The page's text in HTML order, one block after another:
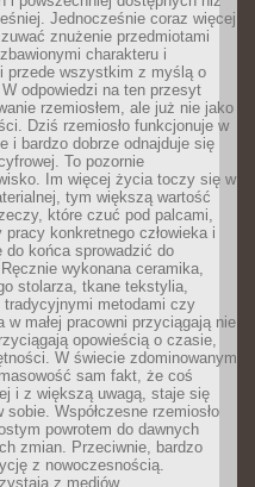
Jednocześnie coraz więcej
znużenie przedmiotami
charakteru i
przede wszystkim z myślą o
odpowiedzi na ten przesyt
rzemiosłem, ale już nie jako
Dziś rzemiosło funkcjonuje w
i bardzo dobrze odnajduje się
To pozornie
Im więcej życia toczy się w
tym większą wartość
które czuć pod palcami,
konkretnego człowieka i
do końca sprowadzić do
wykonana ceramika,
stolarza, tkane tekstylia,
tradycyjnymi metodami czy
w małej pracowni przyciągają nie
opowieścią o czasie,
W świecie zdominowanym
sam fakt, że coś
i z większą uwagą, staje się
Współczesne rzemiosło
powrotem do dawnych
zmian. Przeciwnie, bardzo
z nowoczesnością.
z mediów